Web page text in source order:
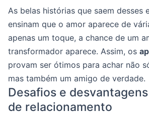
As belas histórias que saem desses
ensinam que o amor aparece de
apenas um toque, a chance de um
transformador aparece. Assim, os
provam ser ótimos para achar não
mas também um amigo de verdade.
Desafios e
de relacionamento